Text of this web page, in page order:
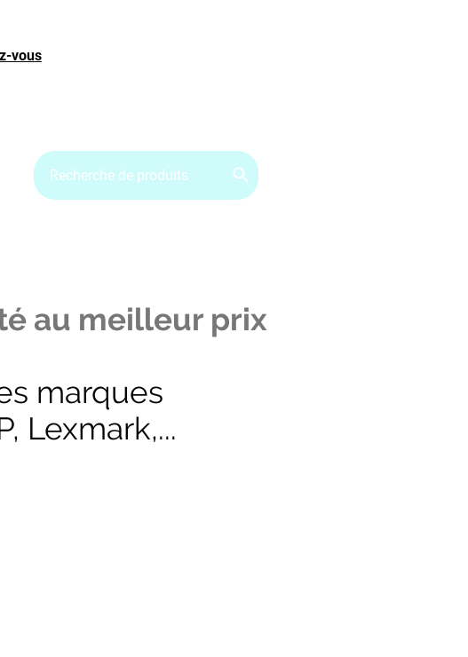
vous
au meilleur prix
marques
Lexmark,...